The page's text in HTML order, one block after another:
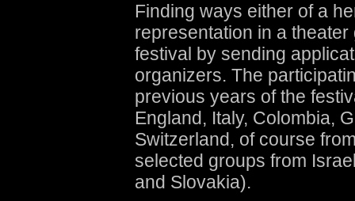
Finding ways either of a
representation in a
festival by sending
organizers. The
previous years of the
England, Italy, Colombia,
Switzerland, of course
selected groups from
and Slovakia).